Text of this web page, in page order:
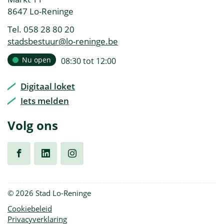
openingsuren
,8647 Lo-Reninge
Tel. 058 28 80 20
E-
mail
stadsbestuur@lo-reninge.be
Openingsuren
Vandaag
Nu open
open
08:30tot 12:00
Digitaal loket
Iets melden
Volg ons
ons
ons
ons
© 2026 Stad Lo-Reninge
Cookiebeleid
Privacyverklaring